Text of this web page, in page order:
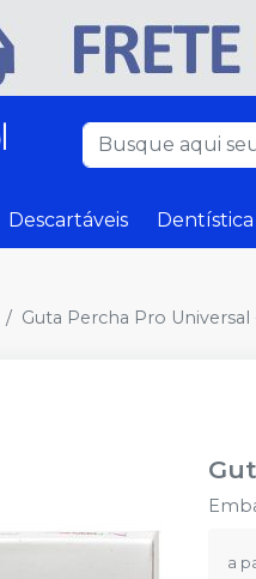
Descartáveis
Guta Percha Pro Universal
a